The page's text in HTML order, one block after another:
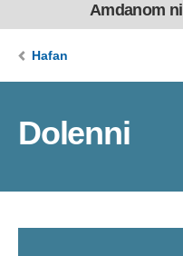
Amdanom ni
Hafan
Dolenni